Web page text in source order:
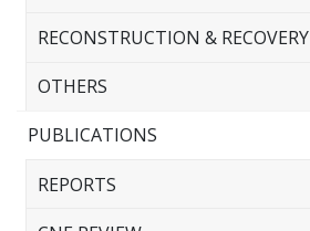
RECONSTRUCTION & RECOVERY
OTHERS
PUBLICATIONS
REPORTS